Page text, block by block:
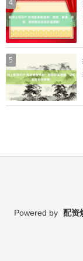
4
5
Powered by 配资